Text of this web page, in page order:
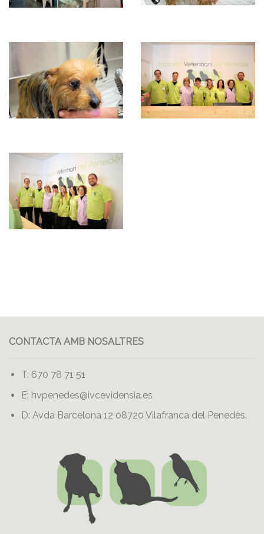
CONTACTA AMB NOSALTRES
T: 670 78 71 51
E: hvpenedes@ivcevidensia.es
D: Avda Barcelona 12 08720 Vilafranca del Penedès.